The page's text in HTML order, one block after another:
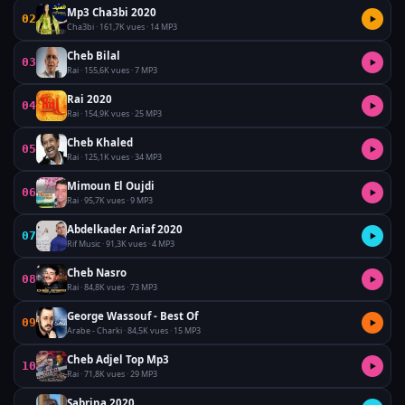
02 Mp3 Cha3bi 2020
Cha3bi · 161,7K vues · 14 MP3
▶
03 Cheb Bilal
Rai · 155,6K vues · 7 MP3
▶
04 Rai 2020
Rai · 154,9K vues · 25 MP3
▶
05 Cheb Khaled
Rai · 125,1K vues · 34 MP3
▶
06 Mimoun El Oujdi
Rai · 95,7K vues · 9 MP3
▶
07 Abdelkader Ariaf 2020
Rif Music · 91,3K vues · 4 MP3
▶
08 Cheb Nasro
Rai · 84,8K vues · 73 MP3
▶
09 George Wassouf - Best Of
Arabe - Charki · 84,5K vues · 15 MP3
▶
10 Cheb Adjel Top Mp3
Rai · 71,8K vues · 29 MP3
▶